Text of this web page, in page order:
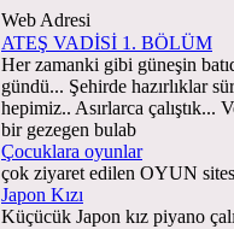
Web Adresi
ATEŞ VADİSİ 1. BÖLÜM
Her zamanki gibi güneşin
gündü... Şehirde hazırlıklar
hepimiz.. Asırlarca çalıştık...
bir gezegen bulab
Çocuklara oyunlar
çok ziyaret edilen OYUN
Japon Kızı
Küçücük Japon kız piyano